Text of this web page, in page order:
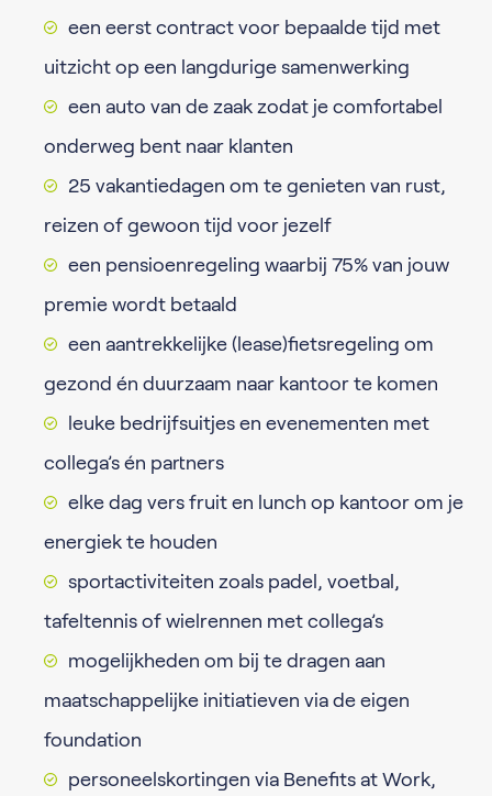
een eerst contract voor bepaalde tijd met
uitzicht op een langdurige samenwerking
een auto van de zaak zodat je comfortabel
onderweg bent naar klanten
25 vakantiedagen om te genieten van rust,
reizen of gewoon tijd voor jezelf
een pensioenregeling waarbij 75% van jouw
premie wordt betaald
een aantrekkelijke (lease)fietsregeling om
gezond én duurzaam naar kantoor te komen
leuke bedrijfsuitjes en evenementen met
collega’s én partners
elke dag vers fruit en lunch op kantoor om je
energiek te houden
sportactiviteiten zoals padel, voetbal,
tafeltennis of wielrennen met collega’s
mogelijkheden om bij te dragen aan
maatschappelijke initiatieven via de eigen
foundation
personeelskortingen via Benefits at Work,